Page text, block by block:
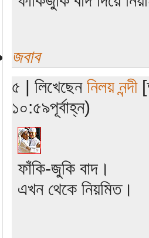
জবাব
৫ | লিখেছেন নিলয় নন্দী
১০:৫৯পূর্বাহ্ন)
ফাঁকি-জুকি বাদ।
এখন থেকে নিয়মিত।